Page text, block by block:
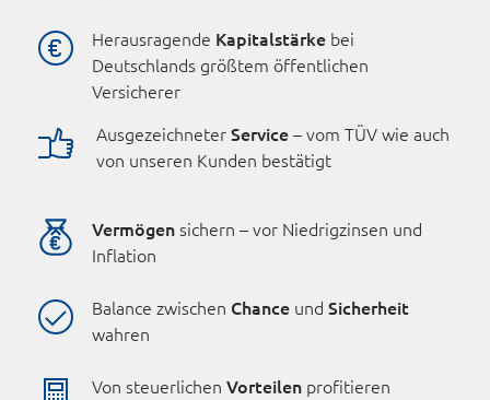
Herausragende Kapitalstärke bei
Deutschlands größtem öffentlichen
Versicherer
AusgezeichneterService– vom TÜV wie auch
von unseren Kunden bestätigt
Vermögensichern – vor Niedrigzinsen und
Inflation
Balance zwischen Chance und Sicherheit
wahren
Von steuerlichen Vorteilen profitieren